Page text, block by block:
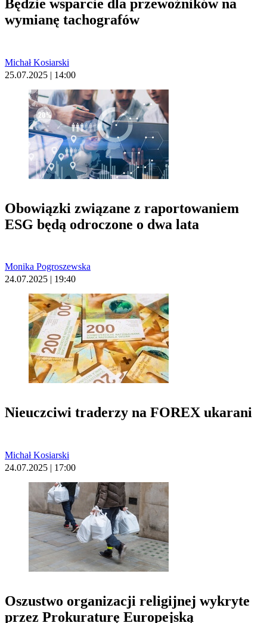
Będzie wsparcie dla przewoźników na
wymianę tachografów
Michał Kosiarski
25.07.2025 | 14:00
Obowiązki związane z raportowaniem
ESG będą odroczone o dwa lata
Monika Pogroszewska
24.07.2025 | 19:40
Nieuczciwi traderzy na FOREX ukarani
Michał Kosiarski
24.07.2025 | 17:00
Oszustwo organizacji religijnej wykryte
przez Prokuraturę Europejską